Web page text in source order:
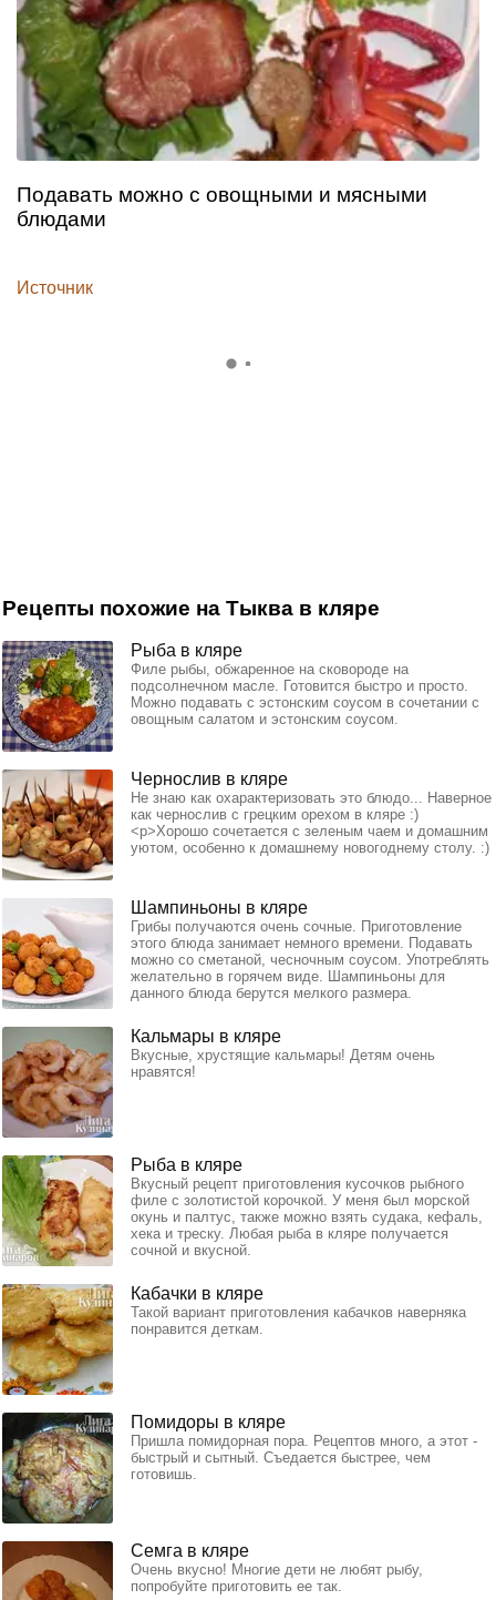
Подавать можно с овощными и мясными
блюдами
Источник
Рецепты похожие на Тыква в кляре
Рыба в кляре
Филе рыбы, обжаренное на сковороде на
подсолнечном масле. Готовится быстро и просто.
Можно подавать с эстонским соусом в сочетании с
овощным салатом и эстонским соусом.
Чернослив в кляре
Не знаю как охарактеризовать это блюдо... Наверное
как чернослив с грецким орехом в кляре :)
<p>Хорошо сочетается с зеленым чаем и домашним
уютом, особенно к домашнему новогоднему столу. :)
Шампиньоны в кляре
Грибы получаются очень сочные. Приготовление
этого блюда занимает немного времени. Подавать
можно со сметаной, чесночным соусом. Употреблять
желательно в горячем виде. Шампиньоны для
данного блюда берутся мелкого размера.
Кальмары в кляре
Вкусные, хрустящие кальмары! Детям очень
нравятся!
Рыба в кляре
Вкусный рецепт приготовления кусочков рыбного
филе с золотистой корочкой. У меня был морской
окунь и палтус, также можно взять судака, кефаль,
хека и треску. Любая рыба в кляре получается
сочной и вкусной.
Кабачки в кляре
Такой вариант приготовления кабачков наверняка
понравится деткам.
Помидоры в кляре
Пришла помидорная пора. Рецептов много, а этот -
быстрый и сытный. Съедается быстрее, чем
готовишь.
Семга в кляре
Очень вкусно! Многие дети не любят рыбу,
попробуйте приготовить ее так.